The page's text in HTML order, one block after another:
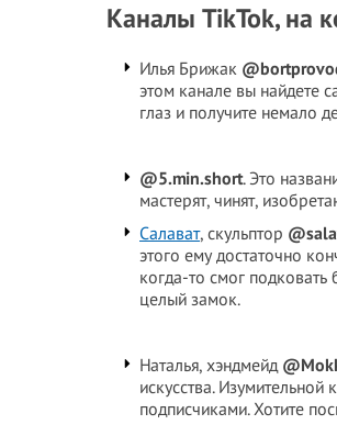
Каналы TikTok, на
Илья Брижак
этом канале вы найдете
глаз и получите немало
@5.min.short. Это
мастерят, чинят,
Салават, скульптор
этого ему достаточно
когда-то смог
целый замок.
Наталья, хэндмейд
искусства.
подписчиками. Хотите